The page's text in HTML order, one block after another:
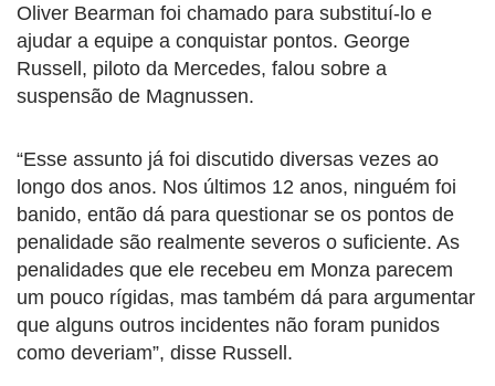
Oliver Bearman foi chamado para substituí-lo e
ajudar a equipe a conquistar pontos. George
Russell, piloto da Mercedes, falou sobre a
suspensão de Magnussen.
“Esse assunto já foi discutido diversas vezes ao
longo dos anos. Nos últimos 12 anos, ninguém foi
banido, então dá para questionar se os pontos de
penalidade são realmente severos o suficiente. As
penalidades que ele recebeu em Monza parecem
um pouco rígidas, mas também dá para argumentar
que alguns outros incidentes não foram punidos
como deveriam”, disse Russell.